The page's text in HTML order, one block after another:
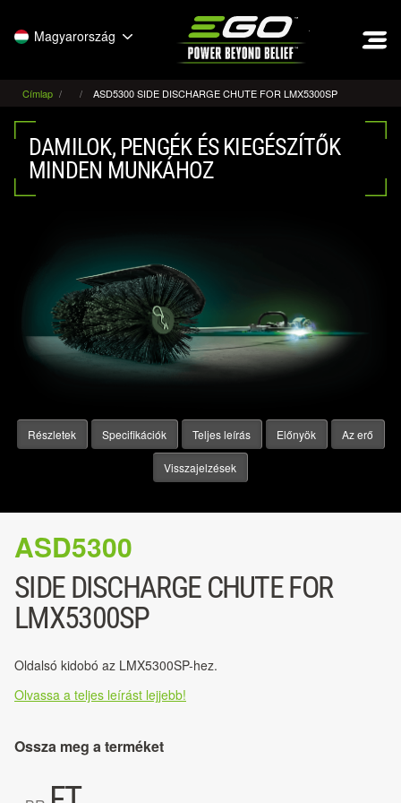
Magyarország
Címlap ASD5300 SIDE DISCHARGE CHUTE FOR LMX5300SP
DAMILOK, PENGÉK ÉS KIEGÉSZÍTŐK
MINDEN MUNKÁHOZ
Részletek Specifikációk Teljes leírás Előnyök Az erő
Visszajelzések
ASD5300
SIDE DISCHARGE CHUTE FOR
LMX5300SP
Oldalsó kidobó az LMX5300SP-hez.
Olvassa a teljes leírást lejjebb!
Ossza meg a terméket